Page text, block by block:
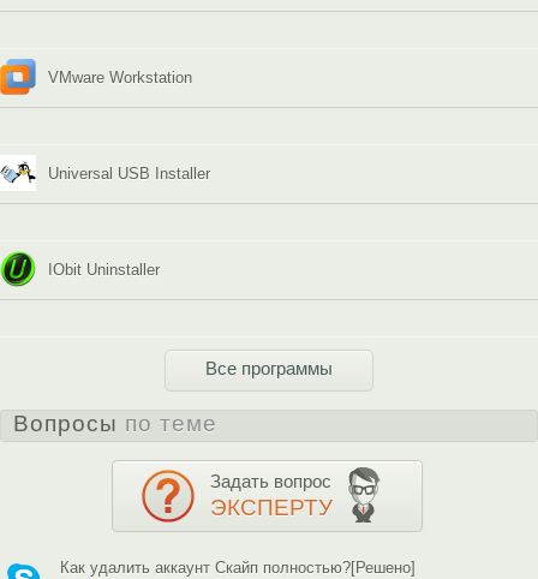
VMware Workstation
Universal USB Installer
IObit Uninstaller
Все программы
Вопросы по теме
Задать вопрос
ЭКСПЕРТУ
Как удалить аккаунт Скайп полностью?[Решено]